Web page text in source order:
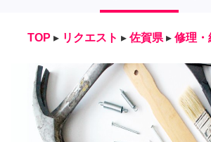
TOP ▸ リクエスト ▸ 佐賀県 ▸ 修理・